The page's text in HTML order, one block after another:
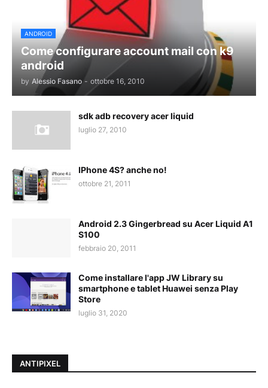
ANDROID
Come configurare account mail con k9
android
by Alessio Fasano - ottobre 16, 2010
sdk adb recovery acer liquid
luglio 27, 2010
IPhone 4S? anche no!
ottobre 21, 2011
Android 2.3 Gingerbread su Acer Liquid A1
S100
febbraio 20, 2011
Come installare l'app JW Library su
smartphone e tablet Huawei senza Play
Store
luglio 31, 2020
ANTIPIXEL